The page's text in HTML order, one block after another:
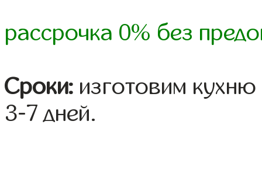
рассрочка 0% без
Сроки: изготовим
3-7 дней.